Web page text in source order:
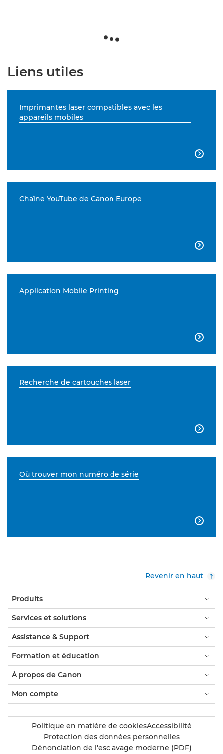
Liens utiles
Imprimantes laser compatibles avec les
appareils mobiles

Chaîne YouTube de Canon Europe

Application Mobile Printing

Recherche de cartouches laser

Où trouver mon numéro de série

Revenir en haut
Produits
Services et solutions
Assistance & Support
Formation et éducation
À propos de Canon
Mon compte
Politique en matière de cookiesAccessibilité
Protection des données personnelles
Dénonciation de l'esclavage moderne (PDF)